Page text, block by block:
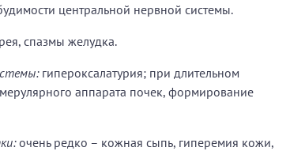
центральной нервной системы.
спазмы желудка.
гипероксалатурия; при длительном
аппарата почек, формирование
очень редко – кожная сыпь, гиперемия кожи,